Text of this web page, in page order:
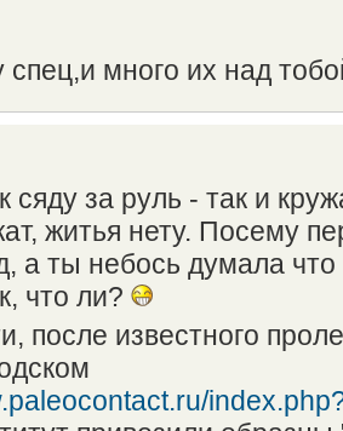
много их над
сяду за руль - так и
житья нету. Посему
а ты небось думала что
что ли?
после известного